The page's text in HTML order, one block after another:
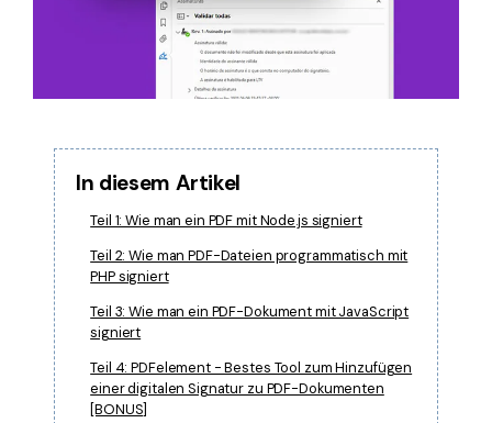
In diesem Artikel
Teil 1: Wie man ein PDF mit Node.js signiert
Teil 2: Wie man PDF-Dateien programmatisch mit
PHP signiert
Teil 3: Wie man ein PDF-Dokument mit JavaScript
signiert
Teil 4: PDFelement - Bestes Tool zum Hinzufügen
einer digitalen Signatur zu PDF-Dokumenten
[BONUS]